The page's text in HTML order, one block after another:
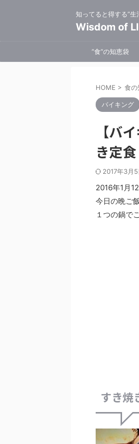
知ってると得する”生
Wisdom of
”食”の知恵袋
HOME > 食の
バイキング
【バ
き定
2017年3月5
2016年1月
今日の晩ご
１つの鍋で
すき焼